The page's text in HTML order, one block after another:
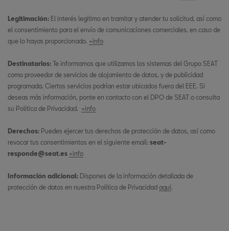
Legitimación: El interés legítimo en tramitar y atender tu solicitud, así como
el consentimiento para el envío de comunicaciones comerciales, en caso de
que lo hayas proporcionado. +info
Destinatarios: Te informamos que utilizamos los sistemas del Grupo SEAT
como proveedor de servicios de alojamiento de datos, y de publicidad
programada. Ciertos servicios podrían estar ubicados fuera del EEE. Si
deseas más información, ponte en contacto con el DPO de SEAT o consulta
su Política de Privacidad. +info
Derechos: Puedes ejercer tus derechos de protección de datos, así como
revocar tus consentimientos en el siguiente email: seat-
responde@seat.es +info
Información adicional: Dispones de la información detallada de
protección de datos en nuestra Política de Privacidad aquí